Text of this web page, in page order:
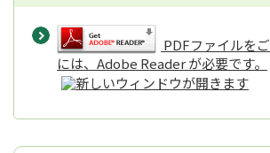
PDFファイルを
には、Adobe Reader が必要です。